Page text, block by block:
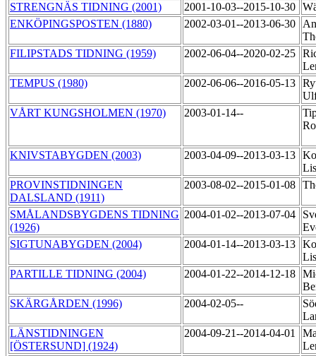
STRENGNÄS TIDNING (2001)
2001-10-03--2015-10-30
ENKÖPINGSPOSTEN (1880)
2002-03-01--2013-06-30
FILIPSTADS TIDNING (1959)
2002-06-04--2020-02-25
TEMPUS (1980)
2002-06-06--2016-05-13
VÅRT KUNGSHOLMEN (1970)
2003-01-14--
KNIVSTABYGDEN (2003) 2003-04-09--2013-03-13
PROVINSTIDNINGEN
DALSLAND (1911)
2003-08-02--2015-01-08
SMÅLANDSBYGDENS TIDNING
(1926)
2004-01-02--2013-07-04
SIGTUNABYGDEN (2004)
2004-01-14--2013-03-13
PARTILLE TIDNING (2004)
2004-01-22--2014-12-18
SKÄRGÅRDEN (1996)
2004-02-05--
LÄNSTIDNINGEN
[ÖSTERSUND] (1924)
2004-09-21--2014-04-01